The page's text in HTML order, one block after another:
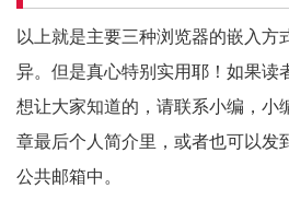
以上就是主要三种浏览器的嵌入方
异。但是真心特别实用耶！如果读
想让大家知道的，请联系小编，小
章最后个人简介里，或者也可以发
公共邮箱中。